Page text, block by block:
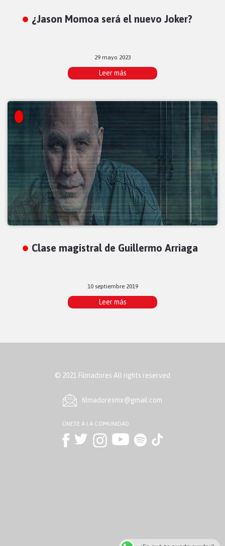
¿Jason Momoa será el nuevo Joker?
29 mayo 2023
Leer más
Clase magistral de Guillermo Arriaga
10 septiembre 2019
Leer más
© 2021 Filmadores All rights reserved
ﬁlmadoresmx@gmail.com
ÚNETE A LA COMUNIDAD